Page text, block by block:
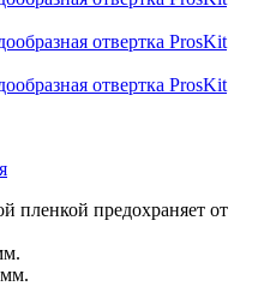
пленкой предохраняет от